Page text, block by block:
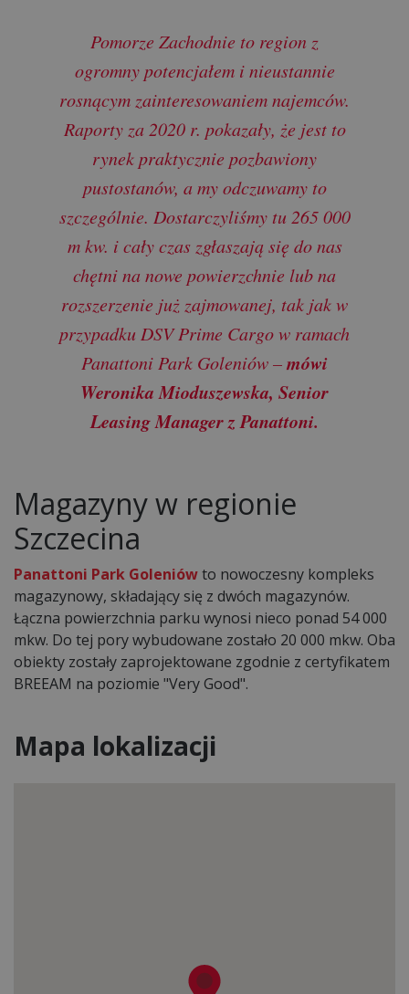
Pomorze Zachodnie to region z
ogromny potencjałem i nieustannie
rosnącym zainteresowaniem najemców.
Raporty za 2020 r. pokazały, że jest to
rynek praktycznie pozbawiony
pustostanów, a my odczuwamy to
szczególnie. Dostarczyliśmy tu 265 000
m kw. i cały czas zgłaszają się do nas
chętni na nowe powierzchnie lub na
rozszerzenie już zajmowanej, tak jak w
przypadku DSV Prime Cargo w ramach
Panattoni Park Goleniów –mówi
Weronika Mioduszewska, Senior
Leasing Manager z Panattoni.
Magazyny w regionie
Szczecina
Panattoni Park Goleniówto nowoczesny kompleks
magazynowy, składający się z dwóch magazynów.
Łączna powierzchnia parku wynosi nieco ponad 54 000
mkw. Do tej pory wybudowane zostało 20 000 mkw. Oba
obiekty zostały zaprojektowane zgodnie z certyfikatem
BREEAM na poziomie "Very Good".
Mapa lokalizacji